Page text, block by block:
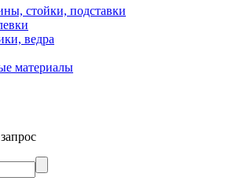
стойки, подставки
ведра
материалы